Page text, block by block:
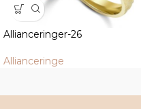
Allianceringer-26
Allianceringe